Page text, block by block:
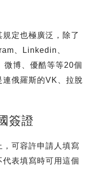
定也極廣泛，除了
、Linkedin、
微博、優酷等等20個
俄羅斯的VK、拉脫
簽證
可容許申請人填寫
代表填寫時可用這個